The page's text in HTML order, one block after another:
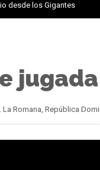
desde los Gigantes
Romana, República